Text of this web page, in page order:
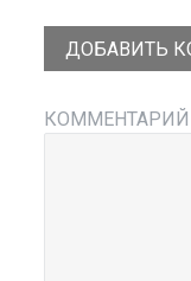
ДОБАВИТЬ